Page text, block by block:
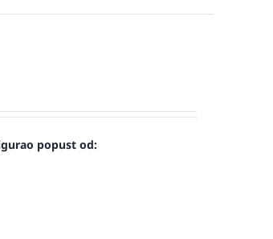
popust od: